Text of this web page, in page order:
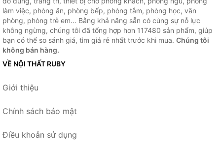
làm việc, phòng ăn, phòng bếp, phòng tắm, phòng học, văn
phòng, phòng trẻ em... Bằng khả năng sẵn có cùng sự nỗ lực
không ngừng, chúng tôi đã tổng hợp hơn 117480 sản phẩm, giúp
bạn có thể so sánh giá, tìm giá rẻ nhất trước khi mua. Chúng tôi
không bán hàng.
VỀ NỘI THẤT RUBY
Giới thiệu
Chính sách bảo mật
Điều khoản sử dụng